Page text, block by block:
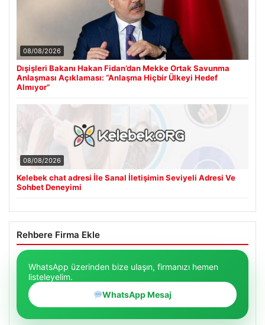
08/08/2026
Dışişleri Bakanı Hakan Fidan’dan Mekke Ortak Savunma
Anlaşması Açıklaması: “Anlaşma Hiçbir Ülkeyi Hedef
Almıyor”
08/08/2026
Kelebek chat adresi İle Sanal İletişimin Seviyeli Adresi Ve
Sohbet Deneyimi
Rehbere Firma Ekle
WhatsApp üzerinden bize ulaşın, firmanızı hemen
listeleyelim.
WhatsApp Mesaj